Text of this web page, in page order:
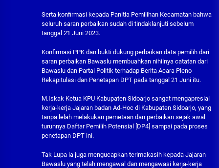
Serta konfirmasi kepada Panitia Pemilihan Kecamatan bahwa
seluruh saran perbaikan sudah di tindaklanjuti sebelum
tanggal 21 Juni 2023.
Konfirmasi PPK dan bukti dukung perbaikan data pemilih dari
saran perbaikan Bawaslu membuahkan nihilnya catatan dari
Bawaslu dan Partai Politik terhadap Berita Acara Pleno
Rekapitulasi dan Penetapan DPT pada tanggal 21 Juni itu.
M.Iskak Ketua KPU Kabupaten Sidoarjo sangat mengapresiai
kerja-kerja Jajaran badan Ad-Hoc di Kabupaten Sidoarjo, yang
tanpa lelah melakukan pemetaan dan perbaikan sejak awal
turunnya Daftar Pemilih Potensial [DP4] sampai pada proses
penetapan DPT ini.
Tak Lupa ia juga mengucapkan terimakasih kepada Jajaran
Bawaslu yang telah mengawal dan mengawasi kerja-kerja